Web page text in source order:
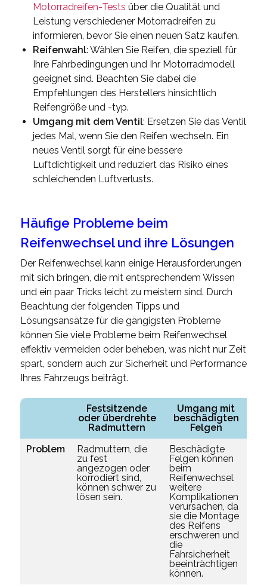
Motorradreifen-Tests über die Qualität und
Leistung verschiedener Motorradreifen zu
informieren, bevor Sie einen neuen Satz kaufen.
Reifenwahl: Wählen Sie Reifen, die speziell für
Ihre Fahrbedingungen und Ihr Motorradmodell
geeignet sind. Beachten Sie dabei die
Empfehlungen des Herstellers hinsichtlich
Reifengröße und -typ.
Umgang mit dem Ventil: Ersetzen Sie das Ventil
jedes Mal, wenn Sie den Reifen wechseln. Ein
neues Ventil sorgt für eine bessere
Luftdichtigkeit und reduziert das Risiko eines
schleichenden Luftverlusts.
Häufige Probleme beim
Reifenwechsel und ihre Lösungen
Der Reifenwechsel kann einige Herausforderungen
mit sich bringen, die mit entsprechendem Wissen
und ein paar Tricks leicht zu meistern sind. Durch
Beachtung der folgenden Tipps und
Lösungsansätze für die gängigsten Probleme
können Sie viele Probleme beim Reifenwechsel
effektiv vermeiden oder beheben, was nicht nur Zeit
spart, sondern auch zur Sicherheit und Performance
Ihres Fahrzeugs beiträgt.
Festsitzende
oder überdrehte
Radmuttern
Umgang mit
beschädigten
Felgen
Problem
Radmuttern, die
zu fest
angezogen oder
korrodiert sind,
können schwer zu
lösen sein.
Beschädigte
Felgen können
beim
Reifenwechsel
weitere
Komplikationen
verursachen, da
sie die Montage
des Reifens
erschweren und
die
Fahrsicherheit
beeinträchtigen
können.